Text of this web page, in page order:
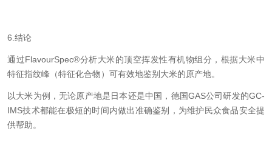
6. 结论
通过FlavourSpec®分析大米的顶空挥发性有机物组分，根据大米中
特征指纹峰（特征化合物）可有效地鉴别大米的原产地。
以大米为例，无论原产地是日本还是中国，德国GAS公司研发的GC-
IMS技术都能在极短的时间内做出准确鉴别，为维护民众食品安全提
供帮助。